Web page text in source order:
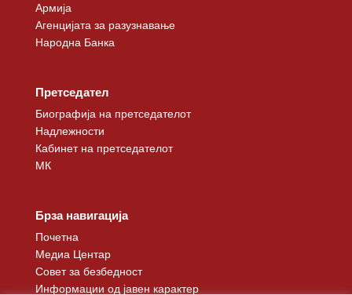
Армија
Агенцијата за разузнавање
Народна Банка
Претседател
Биографија на претседателот
Надлежности
Кабинет на претседателот
МК
Брза навигација
Почетна
Медиа Центар
Совет за безбедност
Информации од јавен карактер